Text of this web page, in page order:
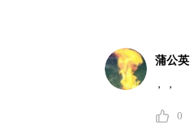
蒲公英
，，
0